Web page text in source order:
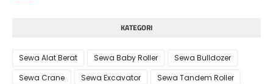
KATEGORI
Sewa Alat Berat Sewa Baby Roller
Sewa Bulldozer
Sewa Crane
Sewa Excavator
Sewa Tandem Roller